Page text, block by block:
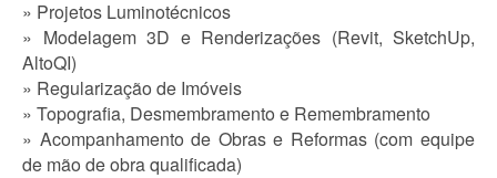
» Projetos Luminotécnicos
» Modelagem 3D e Renderizações (Revit, SketchUp,
AltoQI)
» Regularização de Imóveis
» Topografia, Desmembramento e Remembramento
» Acompanhamento de Obras e Reformas (com equipe
de mão de obra qualificada)